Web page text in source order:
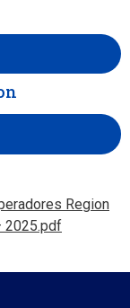
Region
2025.pdf